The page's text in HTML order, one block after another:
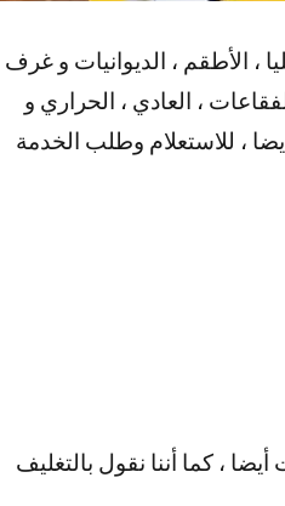
، الأطقم ، الديوانيات و غرف
، العادي ، الحراري و
، للاستعلام وطلب الخدمة
، كما أننا نقول بالتغليف